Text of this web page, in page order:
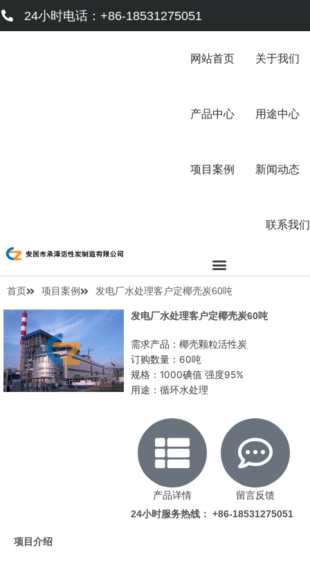
至
24小时电话：+86-18531275051
网站首页 关于我们
产品中心 用途中心
项目案例 新闻动态
联系我们
首页 项目案例 发电厂水处理客户定椰壳炭60吨
发电厂水处理客户定椰壳炭60吨
需求产品：椰壳颗粒活性炭
订购数量：60吨
规格：1000碘值 强度95%
用途：循环水处理
产品详情 留言反馈
24小时服务热线： +86-18531275051
项目介绍